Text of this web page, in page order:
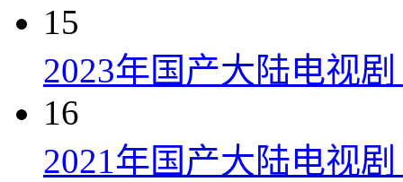
15
2023年国产大陆电视
16
2021年国产大陆电视